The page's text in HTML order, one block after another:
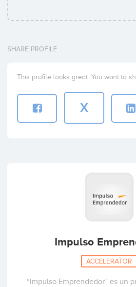
SHARE PROFILE
This profile looks great. You want to
X
Impulso
ACCELERATOR
“Impulso Emprendedor” es un